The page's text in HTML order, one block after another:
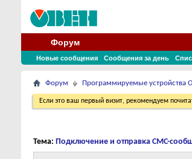
Форум
Новые сообщения Сообщения за день
Форум Программируемые устройства
Если это ваш первый визит, рекомендуем
Тема: Подключение и отправка СМС-